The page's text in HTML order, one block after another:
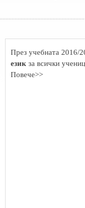
През учебната 2016/
език за всички
Повече>>